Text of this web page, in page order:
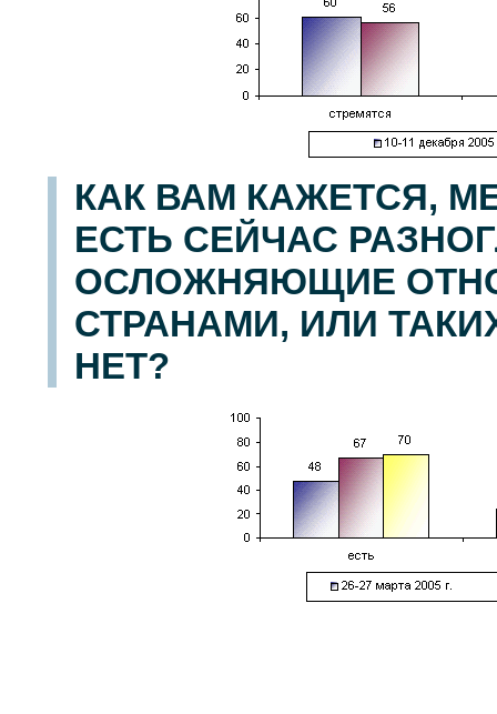
КАК ВАМ КАЖЕТСЯ,
ЕСТЬ СЕЙЧАС
ОСЛОЖНЯЮЩИЕ
СТРАНАМИ, ИЛИ
НЕТ?